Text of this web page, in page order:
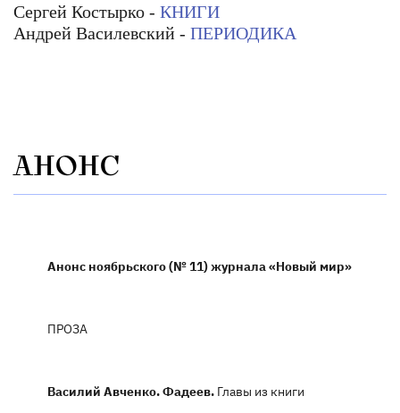
Сергей Костырко - КНИГИ
Андрей Василевский - ПЕРИОДИКА
АНОНС
Анонс ноябрьского (№ 11) журнала «Новый мир»
ПРОЗА
Василий Авченко. Фадеев.Главы из книги